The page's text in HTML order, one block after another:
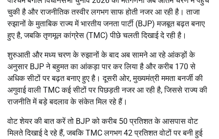
चुकी है और राजनीतिक तस्वीर लगभग साफ होती नजर आ रही है। ताजा
रुझानों के मुताबिक राज्य मेंभारतीय जनता पार्टी (BJP) मजबूत बढ़त बनाए
हुए है, जबकितृणमूल कांग्रेस (TMC) पीछे चलती दिखाई दे रही है।
शुरुआती और मध्य चरण के रुझानों के बाद अब सामने आ रहे आंकड़ों के
अनुसार BJP ने बहुमत का आंकड़ा पार कर लिया है और करीब 170 से
अधिक सीटों पर बढ़त बनाए हुए है। दूसरी ओर, मुख्यमंत्रीममता बनर्जीकी
अगुवाई वाली TMC कई सीटों पर पिछड़ती नजर आ रही है, जिससे राज्य की
राजनीति में बड़े बदलाव के संकेत मिल रहे हैं।
वोट शेयर की बात करें तो BJP को करीब 50 प्रतिशत के आसपास वोट
मिलते दिखाई दे रहे हैं, जबकि TMC लगभग 42 प्रतिशत वोटों पर बनी हुई